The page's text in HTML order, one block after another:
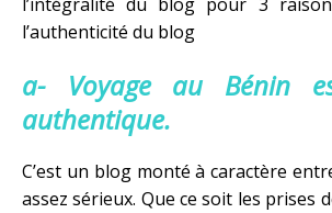
l’authenticité du blog
a- Voyage au Bénin
authentique.
C’est un blog monté à caractère
assez sérieux. Que ce soit les prises